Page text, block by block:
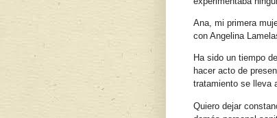
Ana, mi primera
con Angelina
Ha sido un tiempo
hacer acto de
tratamiento se lleva
Quiero dejar